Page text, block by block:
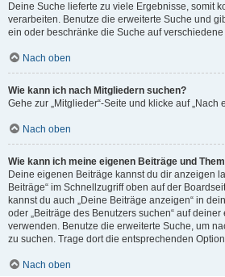
Deine Suche lieferte zu viele Ergebnisse, somit
verarbeiten. Benutze die erweiterte Suche und
ein oder beschränke die Suche auf
Nach oben
Wie kann ich nach Mitgliedern suchen?
Gehe zur „Mitglieder“-Seite und klicke auf „Nach
Nach oben
Wie kann ich meine eigenen Beiträge und
Deine eigenen Beiträge kannst du dir anzeigen
Beiträge“ im Schnellzugriff oben auf der
kannst du auch „Deine Beiträge anzeigen“ in
oder „Beiträge des Benutzers suchen“ auf
verwenden. Benutze die erweiterte Suche, um
zu suchen. Trage dort die entsprechenden
Nach oben